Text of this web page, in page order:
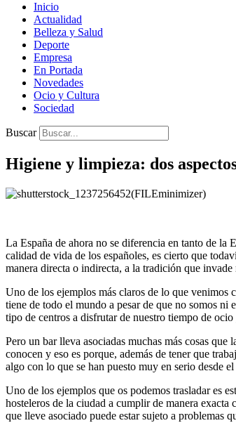
Inicio
Actualidad
Belleza y Salud
Deporte
Empresa
En Portada
Novedades
Ocio y Cultura
Sociedad
Buscar
Higiene y limpieza: dos
La España de ahora no se diferencia en tanto de la
calidad de vida de los españoles, es cierto que
manera directa o indirecta, a la tradición que
Uno de los ejemplos más claros de lo que venimos
tiene de todo el mundo a pesar de que no somos ni
tipo de centros a disfrutar de nuestro tiempo de
Pero un bar lleva asociadas muchas más cosas
conocen y eso es porque, además de tener que
algo con lo que se han puesto muy en serio desde
Uno de los ejemplos que os podemos trasladar es
hosteleros de la ciudad a cumplir de manera
que lleve asociado puede estar sujeto a problemas